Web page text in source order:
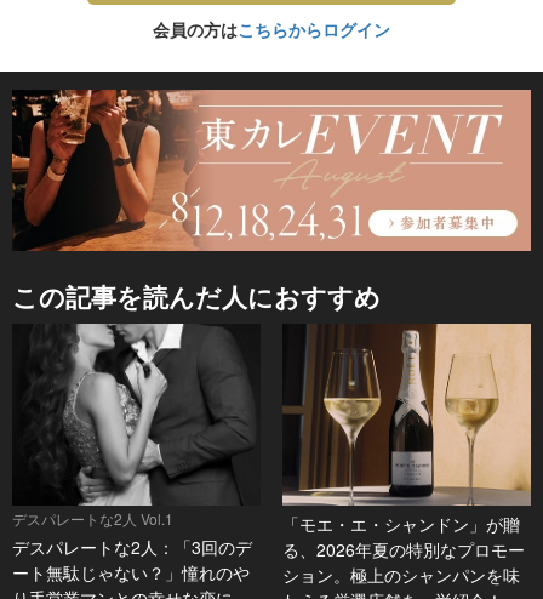
会員の方はこちらからログイン
この記事を読んだ人におすすめ
デスパレートな2人 Vol.1
デスパレートな2人：「3回のデ
ート無駄じゃない？」憧れのや
「モエ・エ・シャンドン」が贈
る、2026年夏の特別なプロモー
ション。極上のシャンパンを味